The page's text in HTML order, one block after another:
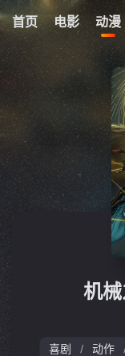
首页 电影 动漫
机
喜剧
/ 动作